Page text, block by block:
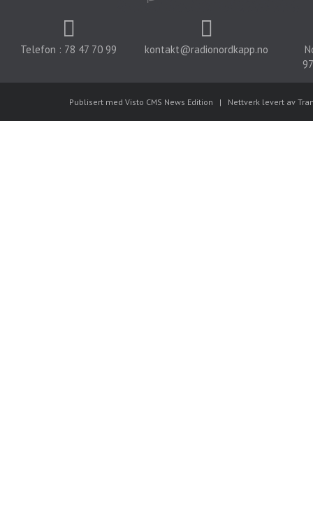
Telefon : 78 47 70 99 kontakt@radionordkapp.no
Publisert med Visto CMS News Edition | Nettverk levert av